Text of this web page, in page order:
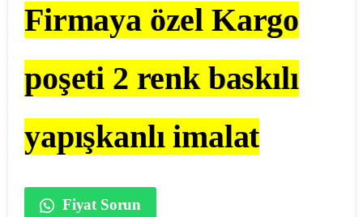
Firmaya özel Kargo
poşeti 2 renk baskılı
yapışkanlı imalat
Fiyat Sorun